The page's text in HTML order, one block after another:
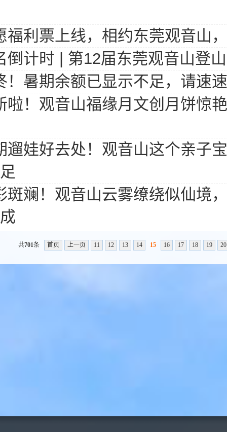
福利票上线，相约东莞观音山
倒计时 | 第12届东莞观音山登
！暑期余额已显示不足，请速
啦！观音山福缘月文创月饼惊
遛娃好去处！观音山这个亲子
斑斓！观音山云雾缭绕似仙境
共701条 首页 上一页 11 12 13 14 15 16 17 18 19 20